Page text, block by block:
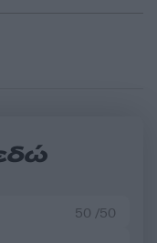
50 /50